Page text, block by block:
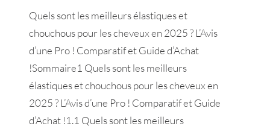
Quels sont les meilleurs élastiques et
chouchous pour les cheveux en 2025 ? L’Avis
d’une Pro ! Comparatif et Guide d’Achat
!Sommaire1 Quels sont les meilleurs
élastiques et chouchous pour les cheveux en
2025 ? L’Avis d’une Pro ! Comparatif et Guide
d’Achat !1.1 Quels sont les meilleurs